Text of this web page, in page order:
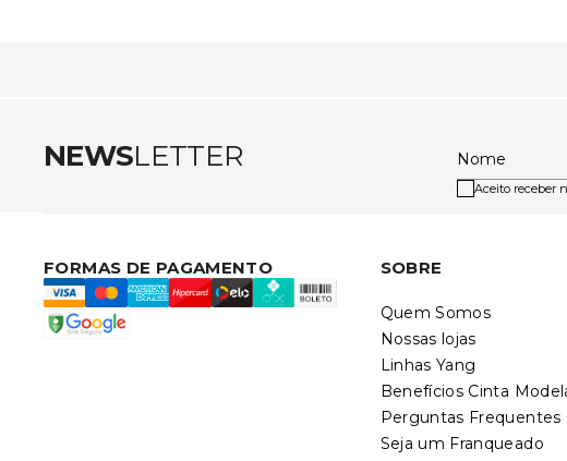
NEWSLETTER Nome
Aceito receber
FORMAS DE PAGAMENTO SOBRE
Quem Somos
Nossas lojas
Linhas Yang
Benefícios Cinta
Perguntas Frequentes
Seja um Franqueado